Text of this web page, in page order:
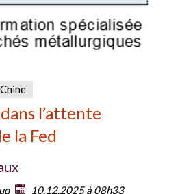
Chine
l’attente
la Fed
10.12.2025 à 08h33